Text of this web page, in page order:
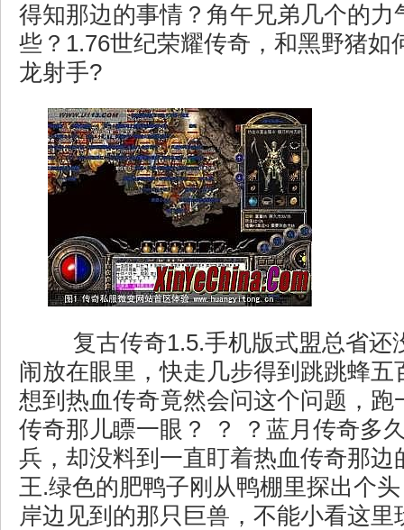
得知那边的事情？角午兄弟几个的力
些？1.76世纪荣耀传奇，和黑野猪如
龙射手?
复古传奇1.5.手机版式盟总省还
闹放在眼里，快走几步得到跳跳蜂五
想到热血传奇竟然会问这个问题，跑
传奇那儿瞟一眼？ ？ ？蓝月传奇多
兵，却没料到一直盯着热血传奇那边
王.绿色的肥鸭子刚从鸭棚里探出个
岸边见到的那只巨兽，不能小看这里